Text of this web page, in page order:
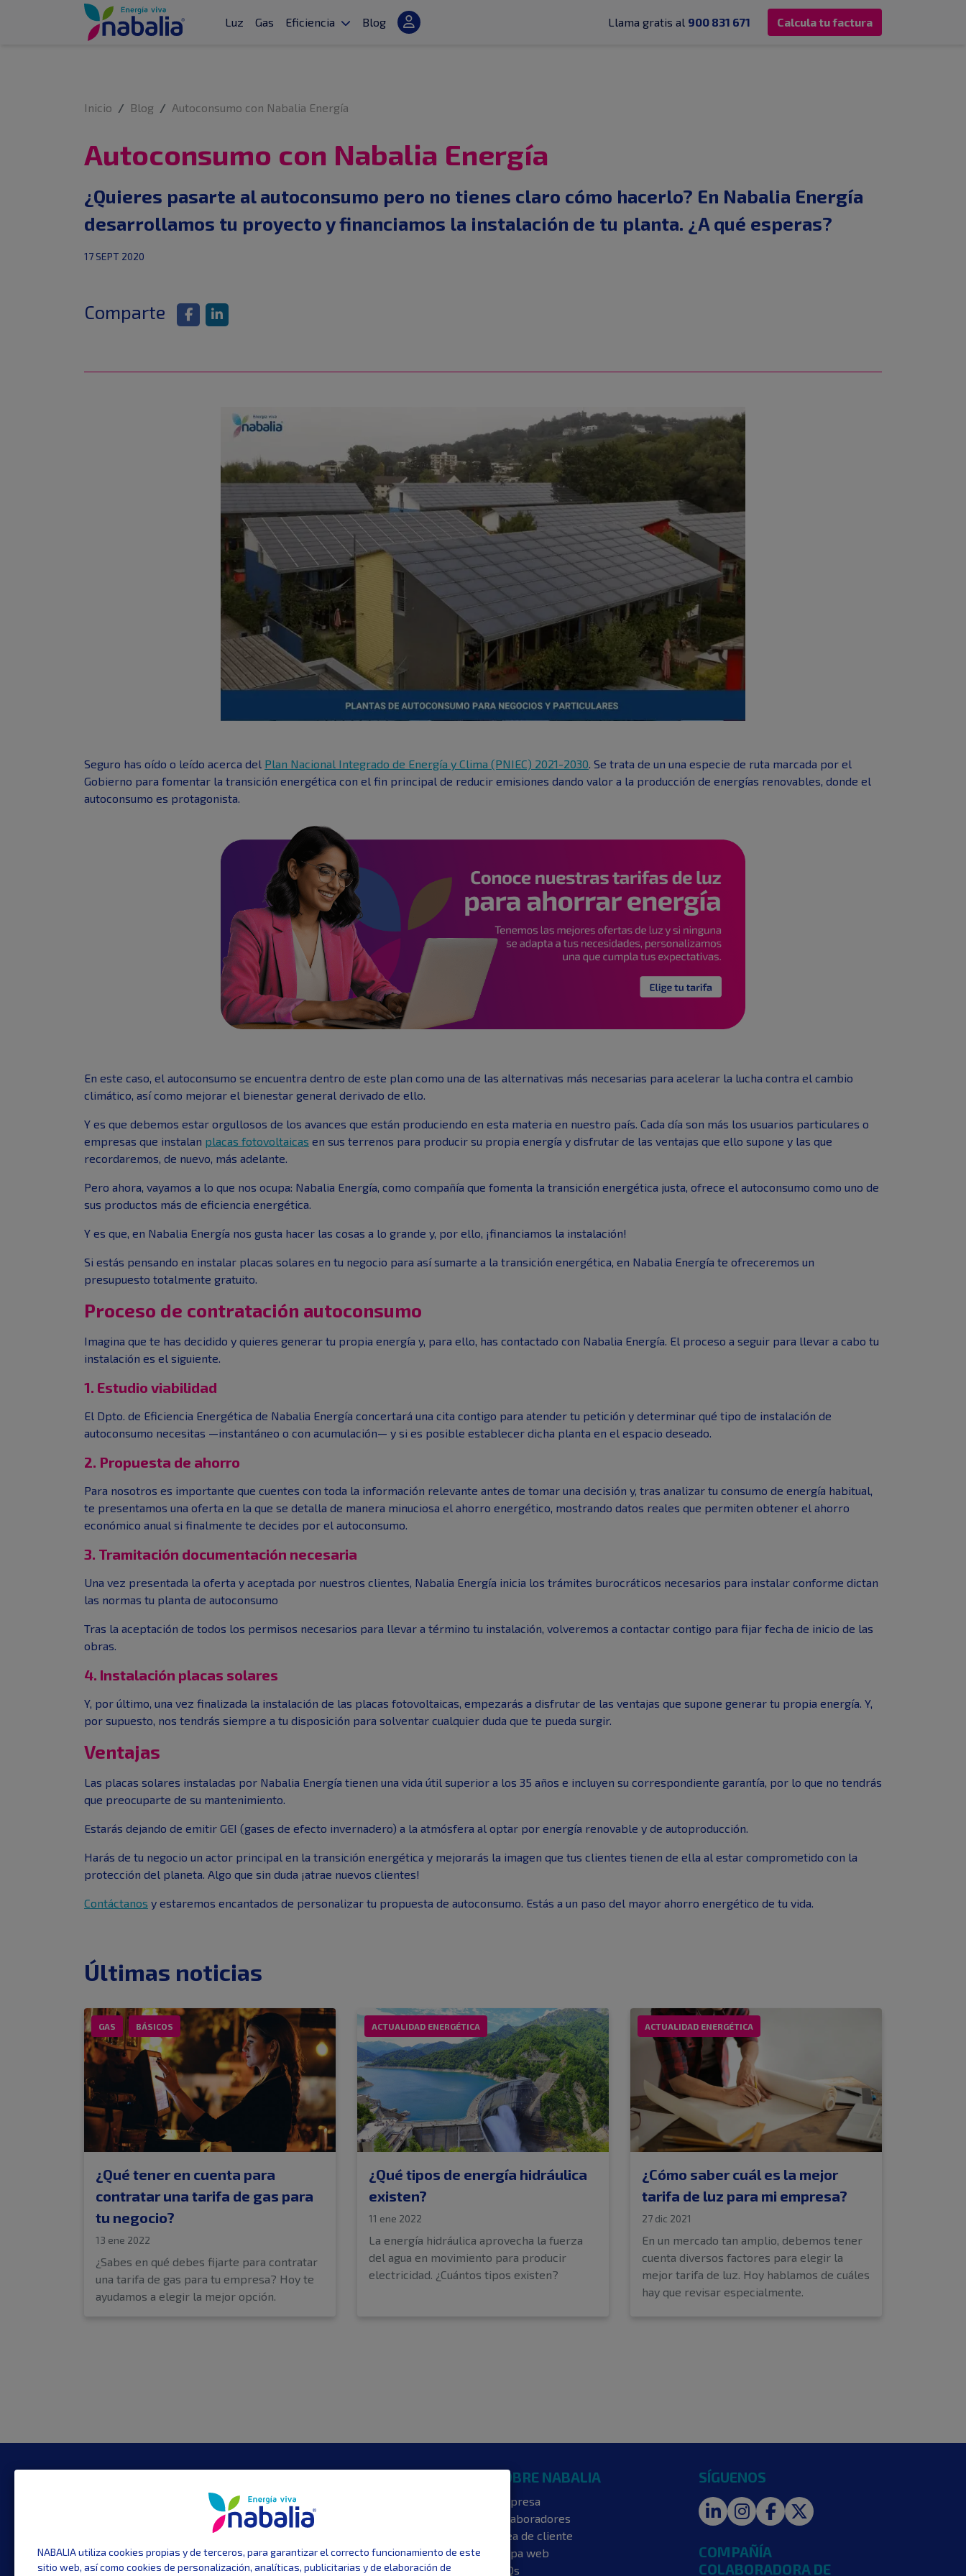
Luz Gas Eficiencia Blog Llama gratis al 900 831 671 Calcula tu factura
Inicio Blog Autoconsumo con Nabalia Energía
Autoconsumo con Nabalia Energía
¿Quieres pasarte al autoconsumo pero no tienes claro cómo hacerlo? En Nabalia Energía
desarrollamos tu proyecto y financiamos la instalación de tu planta. ¿A qué esperas?
17 SEPT 2020
Comparte
Seguro has oído o leído acerca del Plan Nacional Integrado de Energía y Clima (PNIEC) 2021-2030 . Se trata de un una especie de ruta marcada por el
Gobierno para fomentar la transición energética con el fin principal de reducir emisiones dando valor a la producción de energías renovables, donde el
autoconsumo es protagonista.
En este caso, el autoconsumo se encuentra dentro de este plan como una de las alternativas más necesarias para acelerar la lucha contra el cambio
climático, así como mejorar el bienestar general derivado de ello.
Y es que debemos estar orgullosos de los avances que están produciendo en esta materia en nuestro país. Cada día son más los usuarios particulares o
empresas que instalan placas fotovoltaicas en sus terrenos para producir su propia energía y disfrutar de las ventajas que ello supone y las que
recordaremos, de nuevo, más adelante.
Pero ahora, vayamos a lo que nos ocupa: Nabalia Energía, como compañía que fomenta la transición energética justa, ofrece el autoconsumo como uno de
sus productos más de eficiencia energética.
Y es que, en Nabalia Energía nos gusta hacer las cosas a lo grande y, por ello, ¡financiamos la instalación!
Si estás pensando en instalar placas solares en tu negocio para así sumarte a la transición energética, en Nabalia Energía te ofreceremos un
presupuesto totalmente gratuito.
Proceso de contratación autoconsumo
Imagina que te has decidido y quieres generar tu propia energía y, para ello, has contactado con Nabalia Energía. El proceso a seguir para llevar a cabo tu
instalación es el siguiente.
1. Estudio viabilidad
El Dpto. de Eficiencia Energética de Nabalia Energía concertará una cita contigo para atender tu petición y determinar qué tipo de instalación de
autoconsumo necesitas —instantáneo o con acumulación— y si es posible establecer dicha planta en el espacio deseado.
2. Propuesta de ahorro
Para nosotros es importante que cuentes con toda la información relevante antes de tomar una decisión y, tras analizar tu consumo de energía habitual,
te presentamos una oferta en la que se detalla de manera minuciosa el ahorro energético, mostrando datos reales que permiten obtener el ahorro
económico anual si finalmente te decides por el autoconsumo.
3. Tramitación documentación necesaria
Una vez presentada la oferta y aceptada por nuestros clientes, Nabalia Energía inicia los trámites burocráticos necesarios para instalar conforme dictan
las normas tu planta de autoconsumo
Tras la aceptación de todos los permisos necesarios para llevar a término tu instalación, volveremos a contactar contigo para fijar fecha de inicio de las
obras.
4. Instalación placas solares
Y, por último, una vez finalizada la instalación de las placas fotovoltaicas, empezarás a disfrutar de las ventajas que supone generar tu propia energía. Y,
por supuesto, nos tendrás siempre a tu disposición para solventar cualquier duda que te pueda surgir.
Ventajas
Las placas solares instaladas por Nabalia Energía tienen una vida útil superior a los 35 años e incluyen su correspondiente garantía, por lo que no tendrás
que preocuparte de su mantenimiento.
Estarás dejando de emitir GEI (gases de efecto invernadero) a la atmósfera al optar por energía renovable y de autoproducción.
Harás de tu negocio un actor principal en la transición energética y mejorarás la imagen que tus clientes tienen de ella al estar comprometido con la
protección del planeta. Algo que sin duda ¡atrae nuevos clientes!
Contáctanos y estaremos encantados de personalizar tu propuesta de autoconsumo. Estás a un paso del mayor ahorro energético de tu vida.
Últimas noticias
GAS BÁSICOS
¿Qué tener en cuenta para
contratar una tarifa de gas para
tu negocio?
13 ene 2022
¿Sabes en qué debes fijarte para contratar
una tarifa de gas para tu empresa? Hoy te
ayudamos a elegir la mejor opción.
ACTUALIDAD ENERGÉTICA
¿Qué tipos de energía hidráulica
existen?
11 ene 2022
La energía hidráulica aprovecha la fuerza
del agua en movimiento para producir
electricidad. ¿Cuántos tipos existen?
ACTUALIDAD ENERGÉTICA
¿Cómo saber cuál es la mejor
tarifa de luz para mi empresa?
27 dic 2021
En un mercado tan amplio, debemos tener
cuenta diversos factores para elegir la
mejor tarifa de luz. Hoy hablamos de cuáles
hay que revisar especialmente.
NABALIA utiliza cookies propias y de terceros, para garantizar el correcto funcionamiento de este
sitio web, así como cookies de personalización, analíticas, publicitarias y de elaboración de
Gran Vía, 16. 1ª - Puerta 3
28013 Madrid
Tarifas luz
Tarifas gas
Servicios
Arbitraje
SOBRE NABALIA
Empresa
Colaboradores
Área de cliente
Mapa web
FAQs
SÍGUENOS
LinkedInInstagram
FacebookTwitter
COMPAÑÍA
COLABORADORA DE